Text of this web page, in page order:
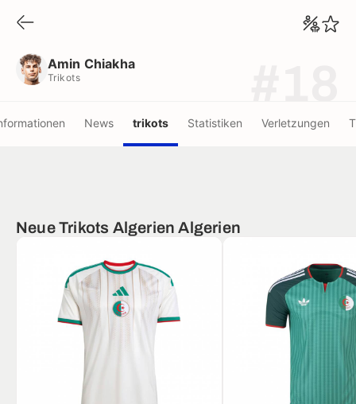
Amin Chiakha
Trikots
News trikots Statistiken Verletzungen
Neue Trikots Algerien Algerien